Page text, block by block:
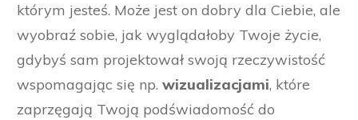
którym jesteś. Może jest on dobry dla Ciebie, ale
wyobraź sobie, jak wyglądałoby Twoje życie,
gdybyś sam projektował swoją rzeczywistość
wspomagając się np. wizualizacjami, które
zaprzęgają Twoją podświadomość do